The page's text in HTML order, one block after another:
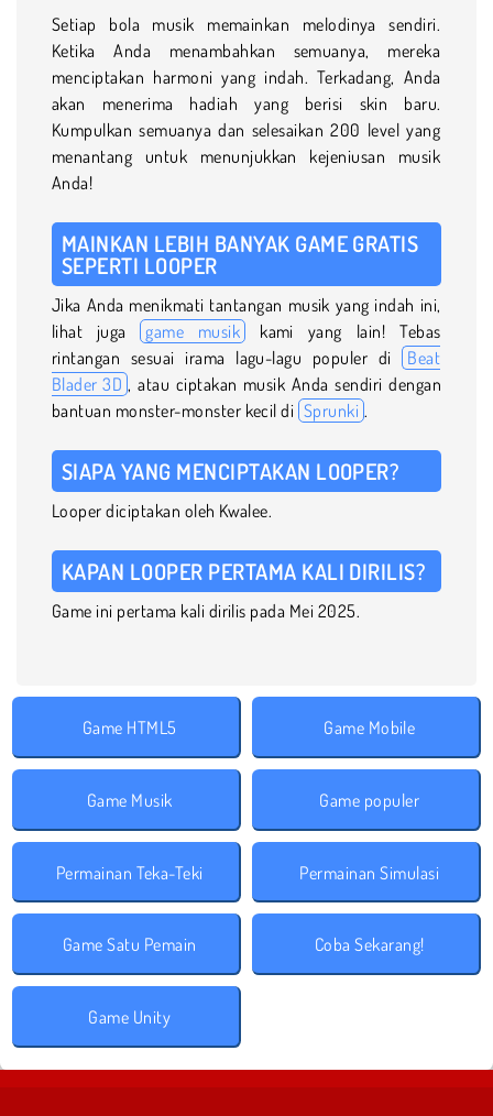
Setiap bola musik memainkan melodinya sendiri.
Ketika Anda menambahkan semuanya, mereka
menciptakan harmoni yang indah. Terkadang, Anda
akan menerima hadiah yang berisi skin baru.
Kumpulkan semuanya dan selesaikan 200 level yang
menantang untuk menunjukkan kejeniusan musik
Anda!
MAINKAN LEBIH BANYAK GAME GRATIS
SEPERTI LOOPER
Jika Anda menikmati tantangan musik yang indah ini,
lihat juga game musik
kami yang lain! Tebas
rintangan sesuai irama lagu-lagu populer di Beat
Blader 3D , atau ciptakan musik Anda sendiri dengan
bantuan monster-monster kecil di Sprunki .
SIAPA YANG MENCIPTAKAN LOOPER?
Looper diciptakan oleh Kwalee.
KAPAN LOOPER PERTAMA KALI DIRILIS?
Game ini pertama kali dirilis pada Mei 2025.
Game HTML5 Game Mobile
Game Musik Game populer
Permainan Teka-Teki Permainan Simulasi
Game Satu Pemain Coba Sekarang!
Game Unity